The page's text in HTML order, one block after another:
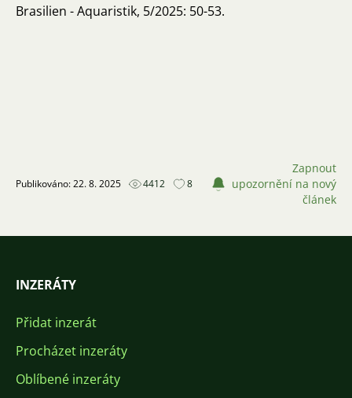
Brasilien - Aquaristik, 5/2025: 50-53.
Publikováno: 22. 8. 2025 4412 8
Zapnout
upozornění na nový
článek
INZERÁTY
Přidat inzerát
Procházet inzeráty
Oblíbené inzeráty